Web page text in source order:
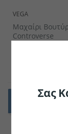
VEGA
Μαχαίρι
Controverse
Σας